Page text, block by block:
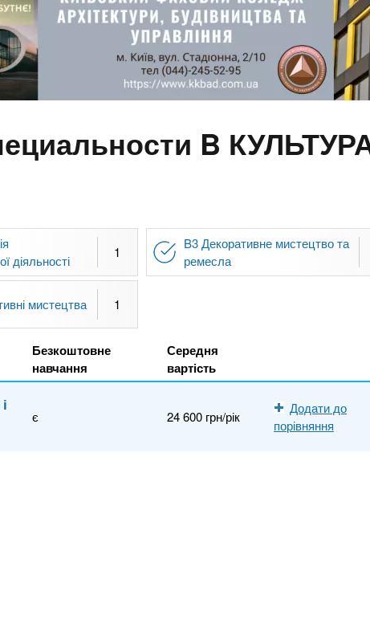
B
діяльності
1
B3 Декоративне мистецтво та
ремесла
мистецтва 1
Безкоштовне
навчання
Середня
вартість
є 24 600 грн/рік
Додати до
порівняння